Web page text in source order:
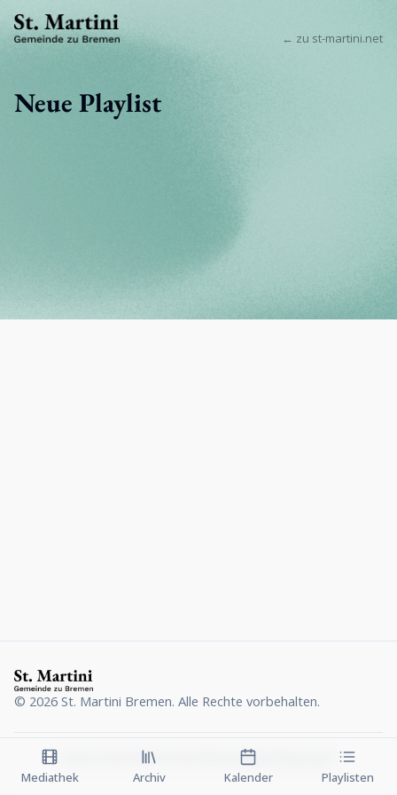
← zu st-martini.net
Neue Playlist
© 2026 St. Martini Bremen. Alle Rechte vorbehalten.
Datenschutz Nutzungsbedingungen
Mediathek Archiv Kalender Playlisten